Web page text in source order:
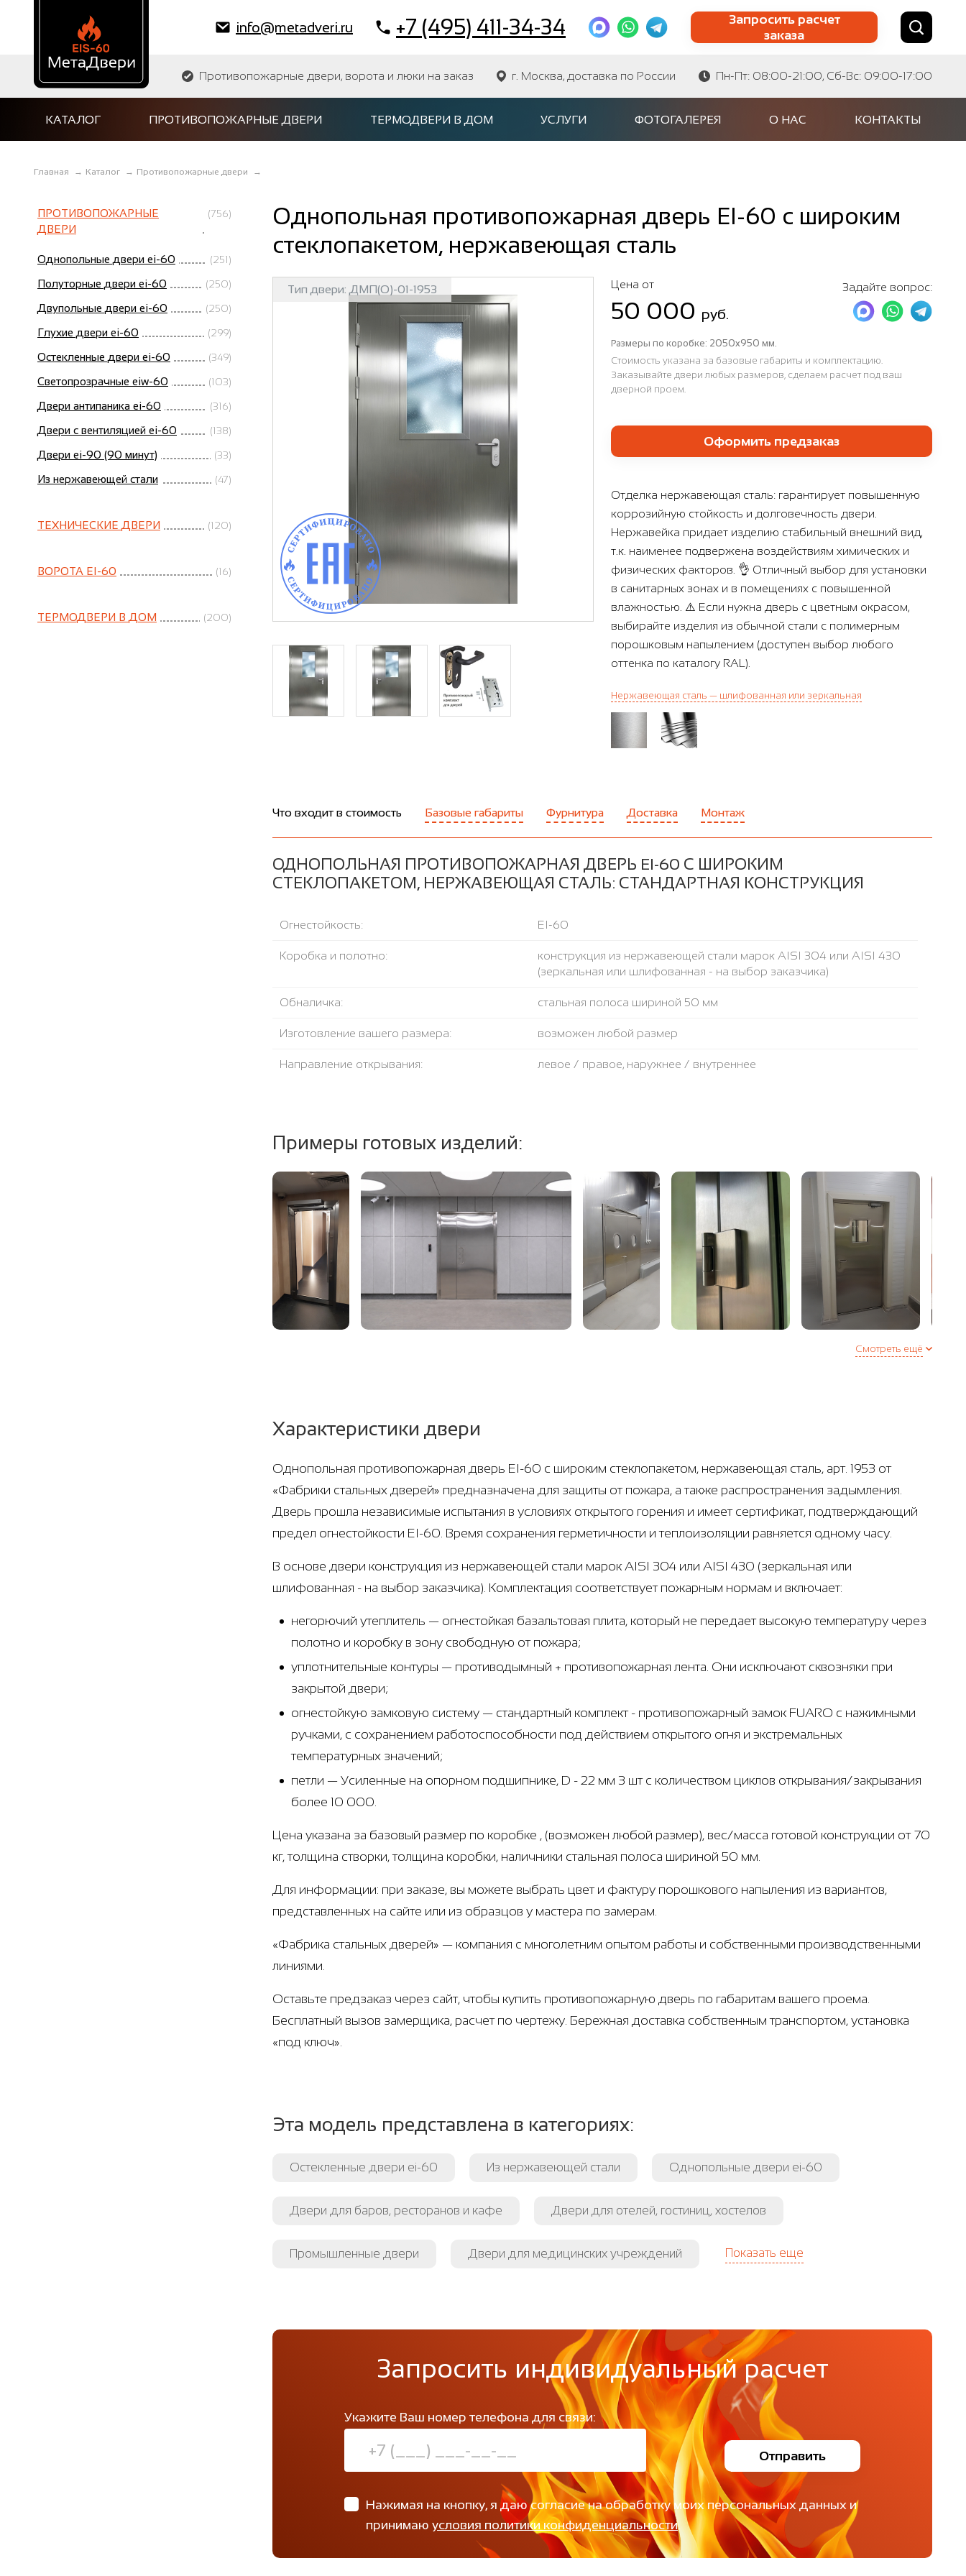
info@metadveri.ru +7 (495) 411-34-34
Запросить расчет
заказа
Найти по сайту Найти по артикулу
Противопожарные двери, ворота и люки на заказ г. Москва, доставка по России Пн-Пт: 08:00-21:00, Сб-Вс: 09:00-17:00
КАТАЛОГ ПРОТИВОПОЖАРНЫЕ ДВЕРИ ТЕРМОДВЕРИ В ДОМ УСЛУГИ ФОТОГАЛЕРЕЯ О НАС КОНТАКТЫ
Главная → Каталог → Противопожарные двери →
ПРОТИВОПОЖАРНЫЕ
ДВЕРИ
(756)
Однопольные двери ei-60 (251)
Полуторные двери ei-60 (250)
Двупольные двери ei-60 (250)
Глухие двери ei-60 (299)
Остекленные двери ei-60 (349)
Светопрозрачные eiw-60 (103)
Двери антипаника ei-60 (316)
Двери с вентиляцией ei-60 (138)
Двери ei-90 (90 минут) (33)
Из нержавеющей стали (47)
ТЕХНИЧЕСКИЕ ДВЕРИ (120)
ВОРОТА EI-60 (16)
ТЕРМОДВЕРИ В ДОМ (200)
Однопольная противопожарная дверь EI-60 с широким
стеклопакетом, нержавеющая сталь
Тип двери: ДМП(О)-01-1953 Цена от
50 000 руб.
Задайте вопрос:
Размеры по коробке: 2050x950 мм.
Стоимость указана за базовые габариты и комплектацию.
Заказывайте двери любых размеров, сделаем расчет под ваш
дверной проем.
Оформить предзаказ
Отделка нержавеющая сталь: гарантирует повышенную
коррозийную стойкость и долговечность двери.
Нержавейка придает изделию стабильный внешний вид,
т.к. наименее подвержена воздействиям химических и
физических факторов. 👌 Отличный выбор для установки
в санитарных зонах и в помещениях с повышенной
влажностью. ⚠️ Если нужна дверь с цветным окрасом,
выбирайте изделия из обычной стали с полимерным
порошковым напылением (доступен выбор любого
оттенка по каталогу RAL).
Нержавеющая сталь — шлифованная или зеркальная
Что входит в стоимость Базовые габариты Фурнитура Доставка Монтаж
ОДНОПОЛЬНАЯ ПРОТИВОПОЖАРНАЯ ДВЕРЬ EI-60 С ШИРОКИМ
СТЕКЛОПАКЕТОМ, НЕРЖАВЕЮЩАЯ СТАЛЬ: СТАНДАРТНАЯ КОНСТРУКЦИЯ
Огнестойкость: EI-60
Коробка и полотно:
конструкция из нержавеющей стали марок AISI 304 или AISI 430
(зеркальная или шлифованная - на выбор заказчика)
Обналичка: стальная полоса шириной 50 мм
Изготовление вашего размера: возможен любой размер
Направление открывания: левое / правое, наружнее / внутреннее
Наполнение полотна и коробки:
Примеры готовых изделий:
Смотреть ещё
Характеристики двери
Однопольная противопожарная дверь EI-60 с широким стеклопакетом, нержавеющая сталь, арт. 1953 от
«Фабрики стальных дверей» предназначена для защиты от пожара, а также распространения задымления.
Дверь прошла независимые испытания в условиях открытого горения и имеет сертификат, подтверждающий
предел огнестойкости EI-60. Время сохранения герметичности и теплоизоляции равняется одному часу.
В основе двери конструкция из нержавеющей стали марок AISI 304 или AISI 430 (зеркальная или
шлифованная - на выбор заказчика). Комплектация соответствует пожарным нормам и включает:
негорючий утеплитель — огнестойкая базальтовая плита, который не передает высокую температуру через
полотно и коробку в зону свободную от пожара;
уплотнительные контуры — противодымный + противопожарная лента. Они исключают сквозняки при
закрытой двери;
огнестойкую замковую систему — стандартный комплект - противопожарный замок FUARO с нажимными
ручками, с сохранением работоспособности под действием открытого огня и экстремальных
температурных значений;
петли — Усиленные на опорном подшипнике, D - 22 мм 3 шт с количеством циклов открывания/закрывания
более 10 000.
Цена указана за базовый размер по коробке , (возможен любой размер), вес/масса готовой конструкции от 70
кг, толщина створки, толщина коробки, наличники стальная полоса шириной 50 мм.
Для информации: при заказе, вы можете выбрать цвет и фактуру порошкового напыления из вариантов,
представленных на сайте или из образцов у мастера по замерам.
«Фабрика стальных дверей» — компания с многолетним опытом работы и собственными производственными
линиями.
Оставьте предзаказ через сайт, чтобы купить противопожарную дверь по габаритам вашего проема.
Бесплатный вызов замерщика, расчет по чертежу. Бережная доставка собственным транспортом, установка
«под ключ».
Эта модель представлена в категориях:
Остекленные двери ei-60 Из нержавеющей стали Однопольные двери ei-60
Двери для баров, ресторанов и кафе Двери для отелей, гостиниц, хостелов
Промышленные двери Двери для медицинских учреждений Показать еще
Запросить индивидуальный расчет
Укажите Ваш номер телефона для связи:
Отправить
Нажимая на кнопку, я даю согласие на обработку моих персональных данных и
принимаю условия политики конфиденциальности.